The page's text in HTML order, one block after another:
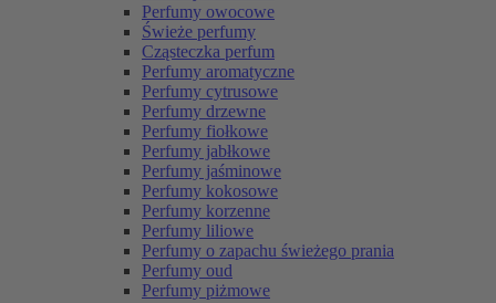
Perfumy owocowe
Świeże perfumy
Cząsteczka perfum
Perfumy aromatyczne
Perfumy cytrusowe
Perfumy drzewne
Perfumy fiołkowe
Perfumy jabłkowe
Perfumy jaśminowe
Perfumy kokosowe
Perfumy korzenne
Perfumy liliowe
Perfumy o zapachu świeżego prania
Perfumy oud
Perfumy piżmowe